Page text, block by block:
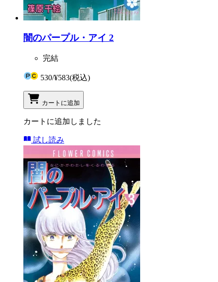
闇のパープル・アイ 2
完結
530/¥583(税込)
カートに追加
カートに追加しました
試し読み